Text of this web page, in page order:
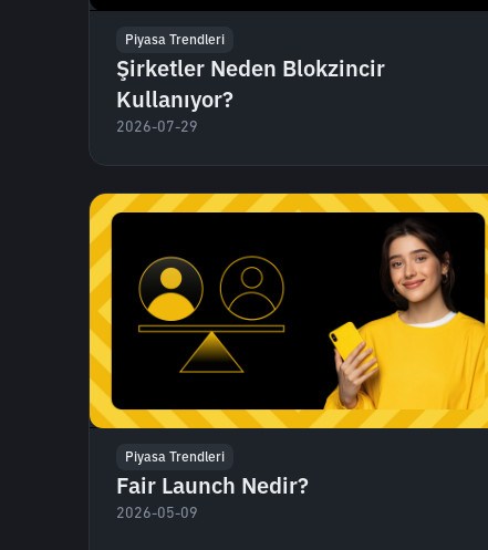
Piyasa Trendleri
Şirketler Neden Blokzincir
Kullanıyor?
2026-07-29
Piyasa Trendleri
Fair Launch Nedir?
2026-05-09